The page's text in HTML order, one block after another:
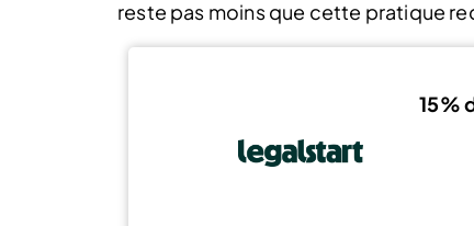
reste pas moins que cette pratique
15%